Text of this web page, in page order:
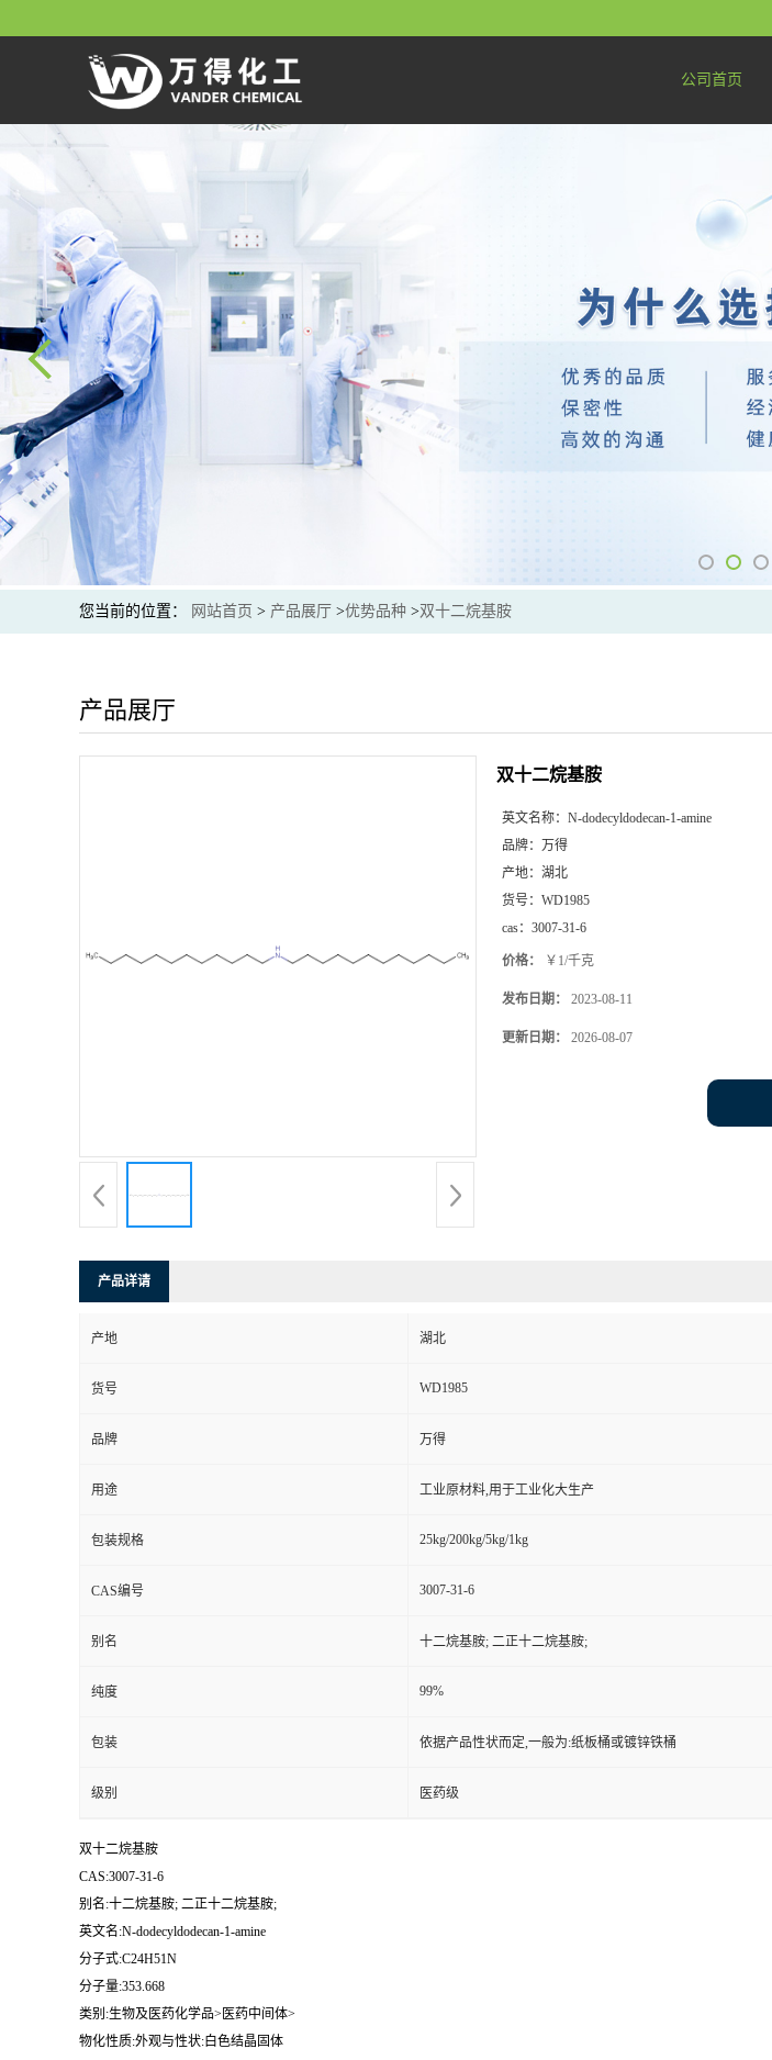
公司首页
您当前的位置： 网站首页 > 产品展厅 >优势品种 >双十二烷基胺
产品展厅
双十二烷基胺
英文名称： N-dodecyldodecan-1-amine
品牌： 万得
产地： 湖北
货号： WD1985
cas： 3007-31-6
价格： ￥1/千克
发布日期： 2023-08-11
更新日期： 2026-08-07
产品详请
产地 湖北
货号 WD1985
品牌 万得
用途 工业原材料,用于工业化大生产
包装规格 25kg/200kg/5kg/1kg
CAS编号 3007-31-6
别名 十二烷基胺; 二正十二烷基胺;
纯度 99%
包装 依据产品性状而定,一般为:纸板桶或镀锌铁桶
级别 医药级
双十二烷基胺
CAS:3007-31-6
别名:十二烷基胺; 二正十二烷基胺;
英文名:N-dodecyldodecan-1-amine
分子式:C24H51N
分子量:353.668
类别:生物及医药化学品>医药中间体>
物化性质:外观与性状:白色结晶固体